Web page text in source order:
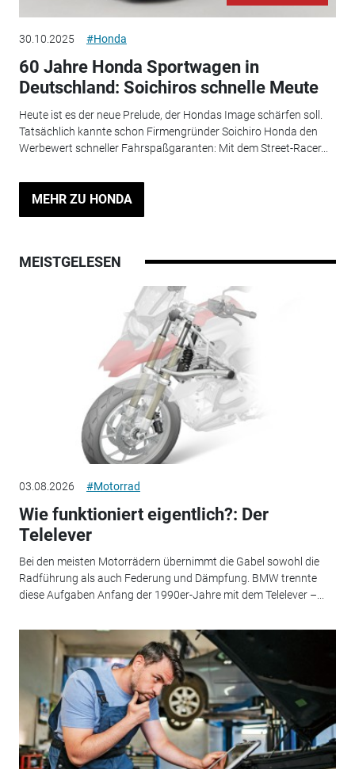
30.10.2025 #Honda
60 Jahre Honda Sportwagen in
Deutschland: Soichiros schnelle Meute
Heute ist es der neue Prelude, der Hondas Image schärfen soll.
Tatsächlich kannte schon Firmengründer Soichiro Honda den
Werbewert schneller Fahrspaßgaranten: Mit dem Street-Racer...
MEHR ZU HONDA
MEISTGELESEN
03.08.2026 #Motorrad
Wie funktioniert eigentlich?: Der
Telelever
Bei den meisten Motorrädern übernimmt die Gabel sowohl die
Radführung als auch Federung und Dämpfung. BMW trennte
diese Aufgaben Anfang der 1990er-Jahre mit dem Telelever –...